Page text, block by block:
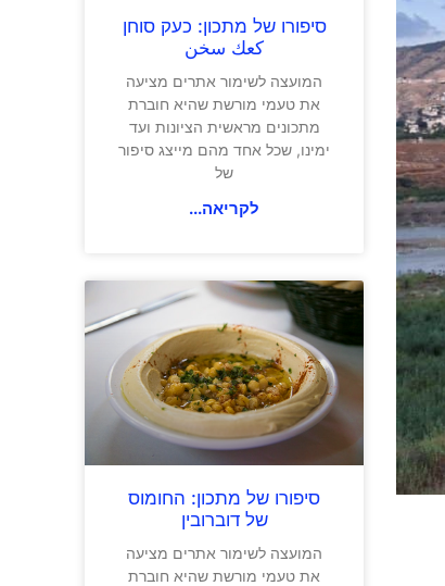
סיפורו של מתכון: כעק סוחן
كعك سخن
המועצה לשימור אתרים מציעה
את טעמי מורשת שהיא חוברת
מתכונים מראשית הציונות ועד
ימינו, שכל אחד מהם מייצג סיפור
של
לקריאה...
סיפורו של מתכון: החומוס
של דוברובין
המועצה לשימור אתרים מציעה
את טעמי מורשת שהיא חוברת